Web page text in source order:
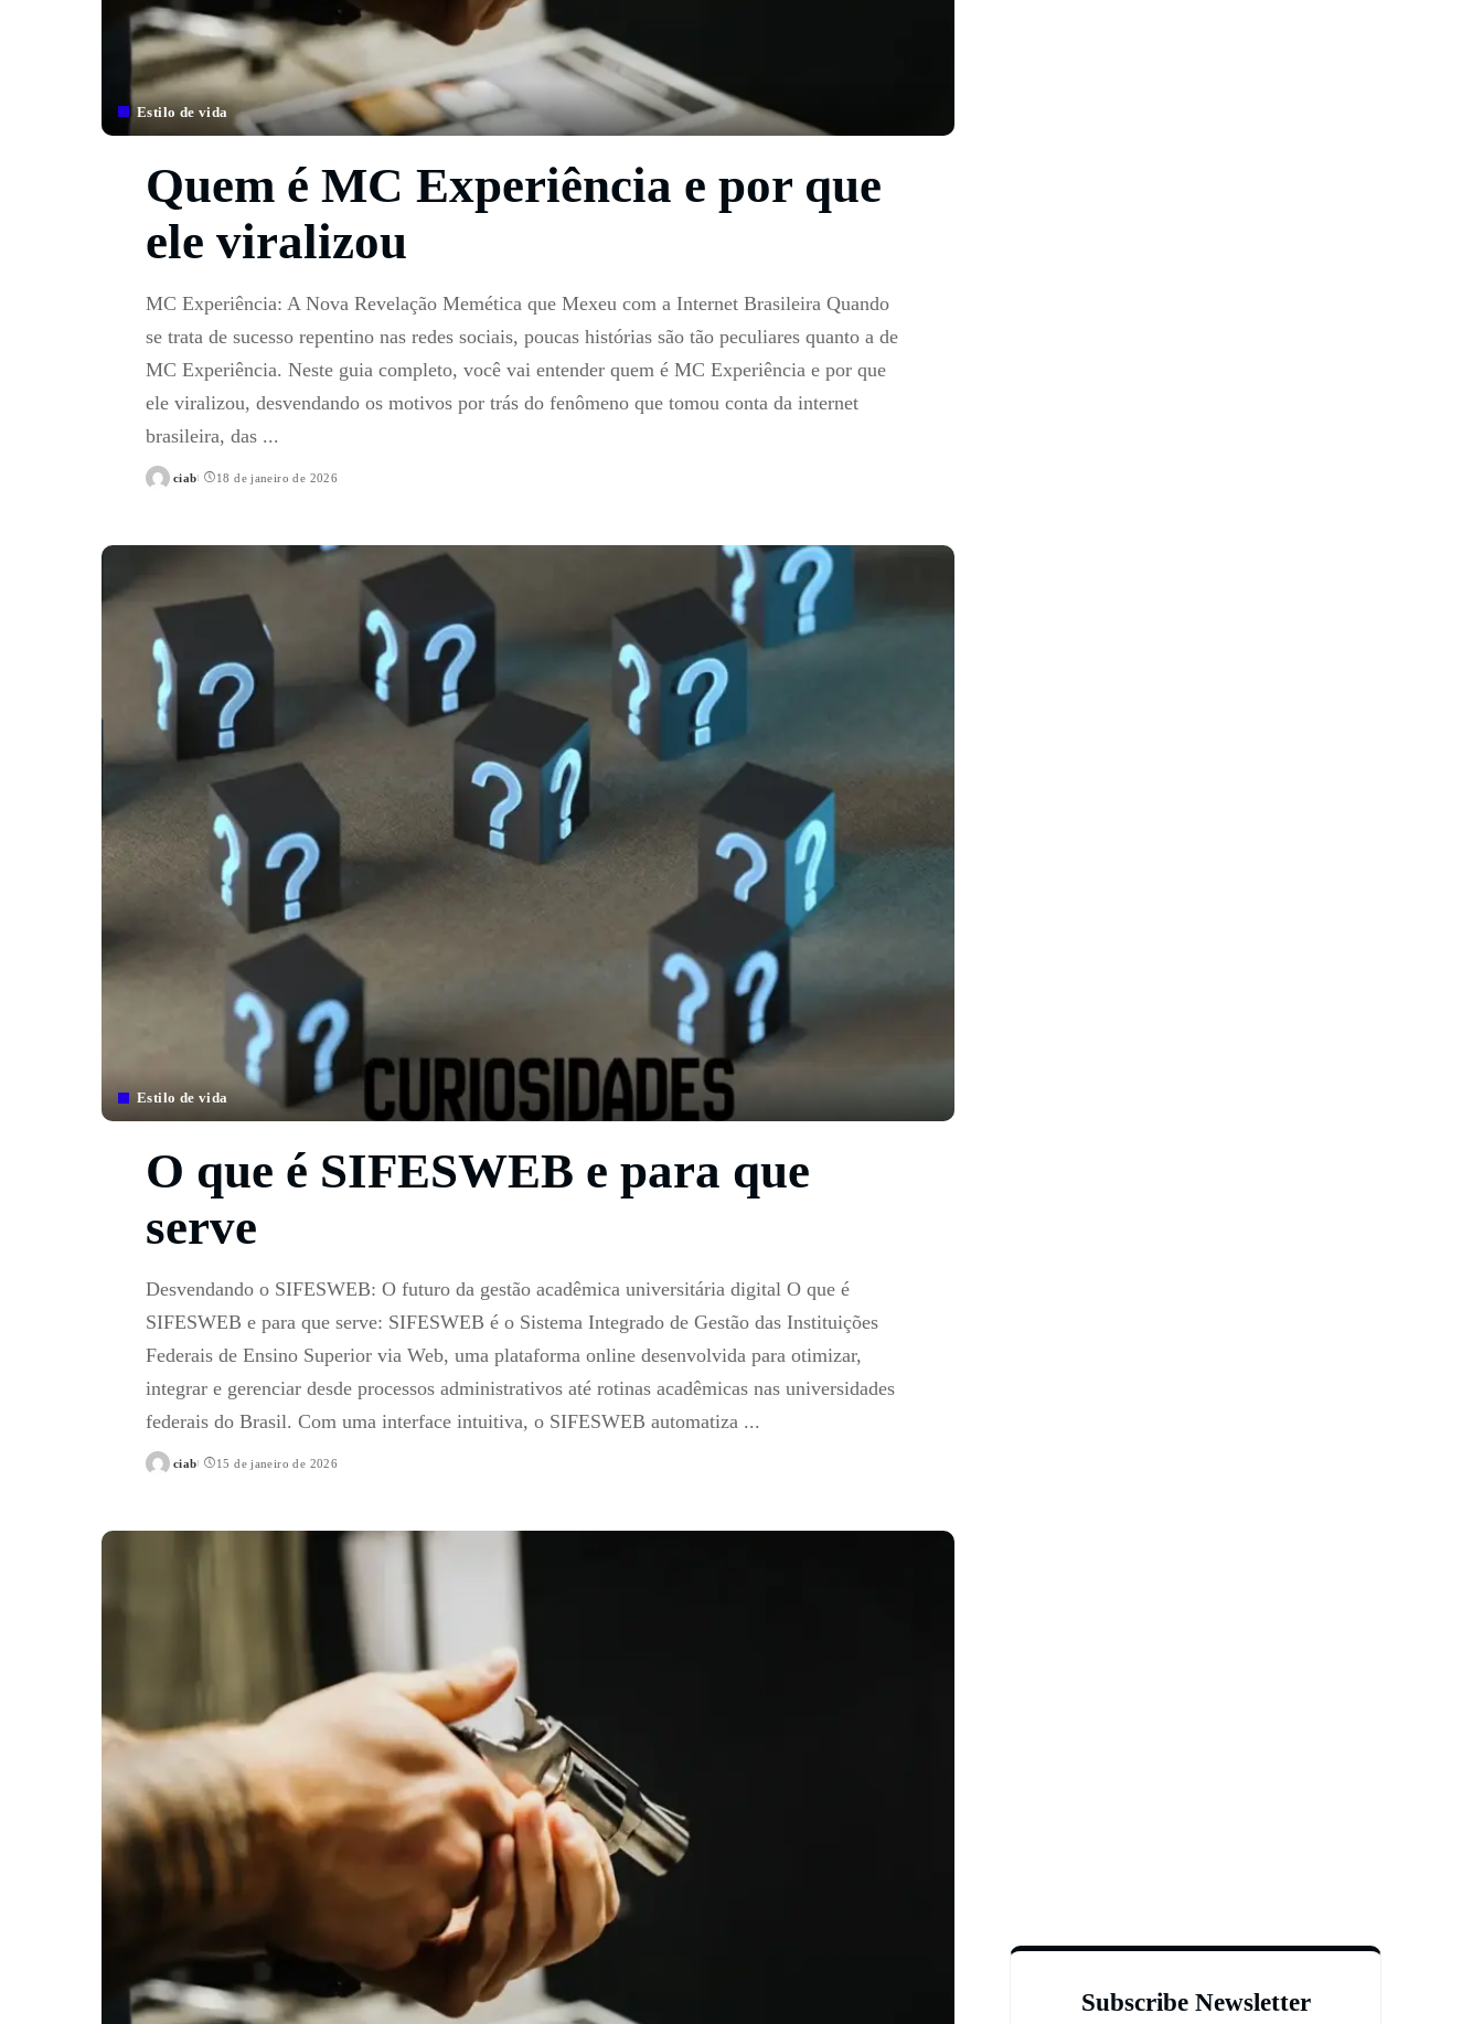
Estilo de vida
Quem é MC Experiência e por que
ele viralizou
MC Experiência: A Nova Revelação Memética que Mexeu com a Internet Brasileira Quando
se trata de sucesso repentino nas redes sociais, poucas histórias são tão peculiares quanto a de
MC Experiência. Neste guia completo, você vai entender quem é MC Experiência e por que
ele viralizou, desvendando os motivos por trás do fenômeno que tomou conta da internet
brasileira, das ...
Posted
ciab 18 de janeiro de 2026
Estilo de vida
O que é SIFESWEB e para que
serve
Desvendando o SIFESWEB: O futuro da gestão acadêmica universitária digital O que é
SIFESWEB e para que serve: SIFESWEB é o Sistema Integrado de Gestão das Instituições
Federais de Ensino Superior via Web, uma plataforma online desenvolvida para otimizar,
integrar e gerenciar desde processos administrativos até rotinas acadêmicas nas universidades
federais do Brasil. Com uma interface intuitiva, o SIFESWEB automatiza ...
Posted
ciab 15 de janeiro de 2026
Subscribe Newsletter